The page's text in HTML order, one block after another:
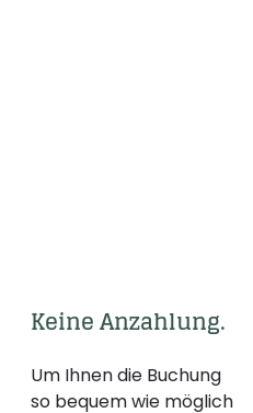
Keine Anzahlung.
Um Ihnen die Buchung
so bequem wie möglich